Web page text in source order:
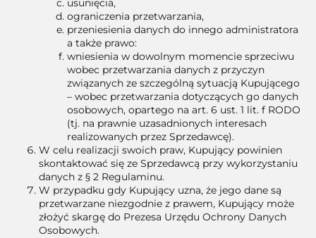
usunięcia,
ograniczenia przetwarzania,
przeniesienia danych do innego administratora
a także prawo:
wniesienia w dowolnym momencie sprzeciwu
wobec przetwarzania danych z przyczyn
związanych ze szczególną sytuacją Kupującego
– wobec przetwarzania dotyczących go danych
osobowych, opartego na art. 6 ust. 1 lit. f RODO
(tj. na prawnie uzasadnionych interesach
realizowanych przez Sprzedawcę).
W celu realizacji swoich praw, Kupujący powinien
skontaktować się ze Sprzedawcą przy wykorzystaniu
danych z § 2 Regulaminu.
W przypadku gdy Kupujący uzna, że jego dane są
przetwarzane niezgodnie z prawem, Kupujący może
złożyć skargę do Prezesa Urzędu Ochrony Danych
Osobowych.